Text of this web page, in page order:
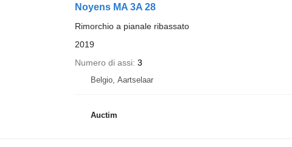
Noyens MA 3A 28
Rimorchio a pianale ribassato
2019
Numero di assi 3
Belgio, Aartselaar
Auctim